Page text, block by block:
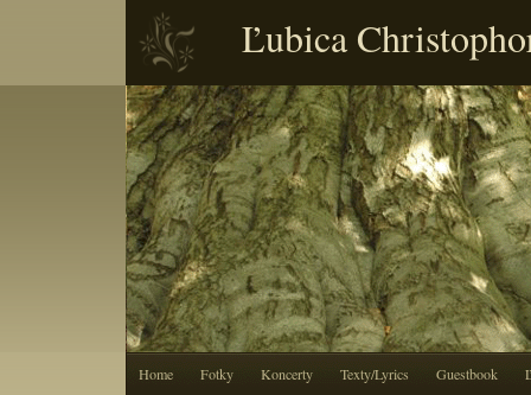
Ľubica
Home Fotky Koncerty Texty/Lyrics Guestbook